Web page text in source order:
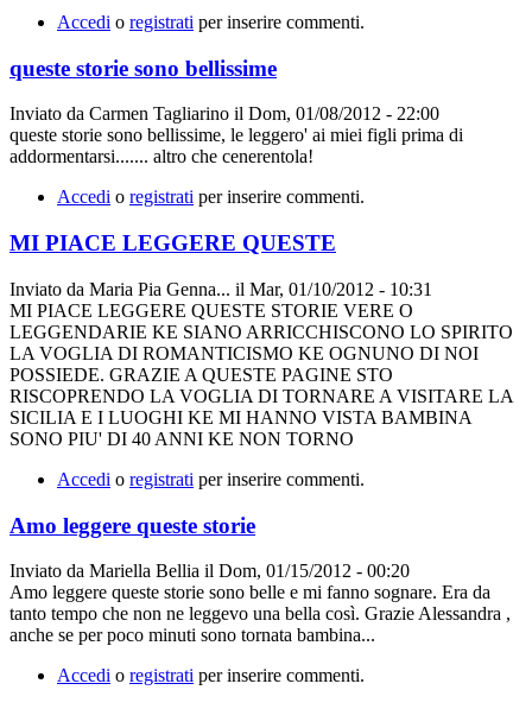
Accedi o registrati per inserire commenti.
queste storie sono bellissime
Inviato da Carmen Tagliarino il Dom, 01/08/2012 - 22:00
queste storie sono bellissime, le leggero' ai miei figli prima di
addormentarsi....... altro che cenerentola!
Accedi o registrati per inserire commenti.
MI PIACE LEGGERE QUESTE
Inviato da Maria Pia Genna... il Mar, 01/10/2012 - 10:31
MI PIACE LEGGERE QUESTE STORIE VERE O
LEGGENDARIE KE SIANO ARRICCHISCONO LO SPIRITO
LA VOGLIA DI ROMANTICISMO KE OGNUNO DI NOI
POSSIEDE. GRAZIE A QUESTE PAGINE STO
RISCOPRENDO LA VOGLIA DI TORNARE A VISITARE LA
SICILIA E I LUOGHI KE MI HANNO VISTA BAMBINA
SONO PIU' DI 40 ANNI KE NON TORNO
Accedi o registrati per inserire commenti.
Amo leggere queste storie
Inviato da Mariella Bellia il Dom, 01/15/2012 - 00:20
Amo leggere queste storie sono belle e mi fanno sognare. Era da
tanto tempo che non ne leggevo una bella così. Grazie Alessandra ,
anche se per poco minuti sono tornata bambina...
Accedi o registrati per inserire commenti.